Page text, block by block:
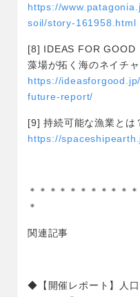
https://
soil/story-161958.html
[8] IDEAS FOR GOOD
藻場が拓く海のネイチ
https://
future-report/
[9] 持続可能な漁業と
https://
＊＊＊＊＊＊＊＊＊＊
＊
関連記事
◆【開催レポート】人